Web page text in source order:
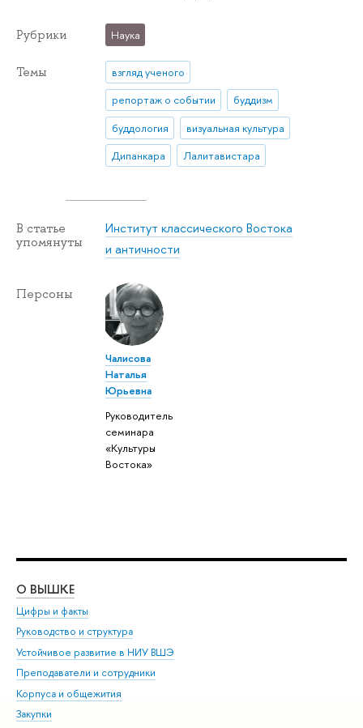
Рубрики Наука
Темы
взгляд ученого
репортаж о событии
буддизм
буддология
визуальная культура
Дипанкара
Лалитавистара
В статье
упомянуты
Институт классического Востока
и античности
Персоны
Чалисова
Наталья
Юрьевна
Руководитель
семинара
«Культуры
Востока»
О ВЫШКЕ
Цифры и факты
Руководство и структура
Устойчивое развитие в НИУ ВШЭ
Преподаватели и сотрудники
Корпуса и общежития
Закупки